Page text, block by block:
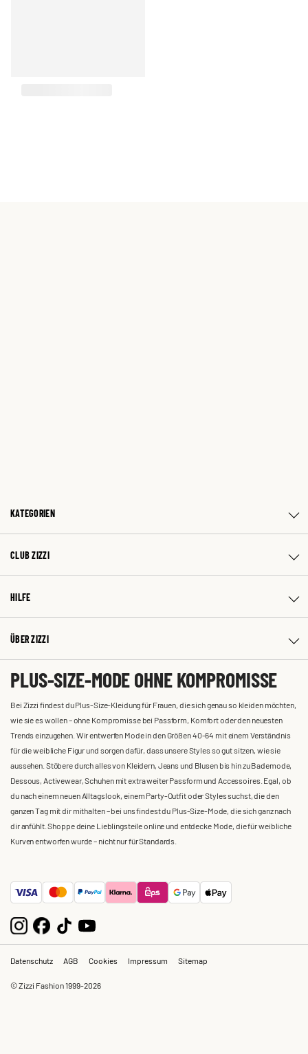
KATEGORIEN
CLUB ZIZZI
HILFE
ÜBER ZIZZI
PLUS-SIZE-MODE OHNE KOMPROMISSE
Bei Zizzi findest du Plus-Size-Kleidung für Frauen, die sich genau so kleiden möchten,
wie sie es wollen – ohne Kompromisse bei Passform, Komfort oder den neuesten
Trends einzugehen. Wir entwerfen Mode in den Größen 40-64 mit einem Verständnis
für die weibliche Figur und sorgen dafür, dass unsere Styles so gut sitzen, wie sie
aussehen. Stöbere durch alles von Kleidern, Jeans und Blusen bis hin zu Bademode,
Dessous, Activewear, Schuhen mit extra weiter Passform und Accessoires. Egal, ob
du nach einem neuen Alltagslook, einem Party-Outfit oder Styles suchst, die den
ganzen Tag mit dir mithalten – bei uns findest du Plus-Size-Mode, die sich ganz nach
dir anfühlt. Shoppe deine Lieblingsteile online und entdecke Mode, die für weibliche
Kurven entworfen wurde – nicht nur für Standards.
Datenschutz AGB Cookies Impressum Sitemap
© Zizzi Fashion 1999-2026